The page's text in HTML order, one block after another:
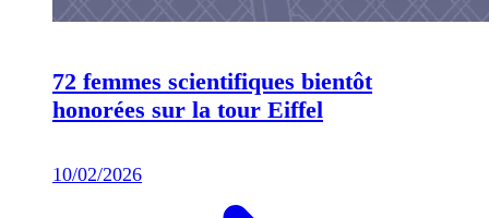
72 femmes scientifiques bientôt
honorées sur la tour Eiffel
10/02/2026